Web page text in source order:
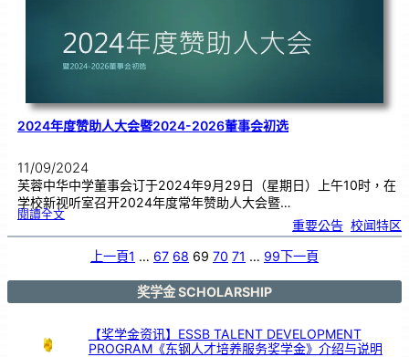
o
ff
e
（
益
工
厂
2024年度赞助人大会暨2024-2026董事会初选
11/09/2024
芙蓉中华中学董事会订于2024年9月29日（星期日）上午10时，在
学校新视听室召开2024年度常年赞助人大会暨…
閱讀全文:
2
4
会
0
重要公告 校闻特区
上一頁1 … 67 68 69 70 71 … 99下一頁
奖学金 SCHOLARSHIP
【奖学金资讯】ESSB TALENT DEVELOPMENT
PROGRAM《东钢人才培养服务奖学金》介绍与说明